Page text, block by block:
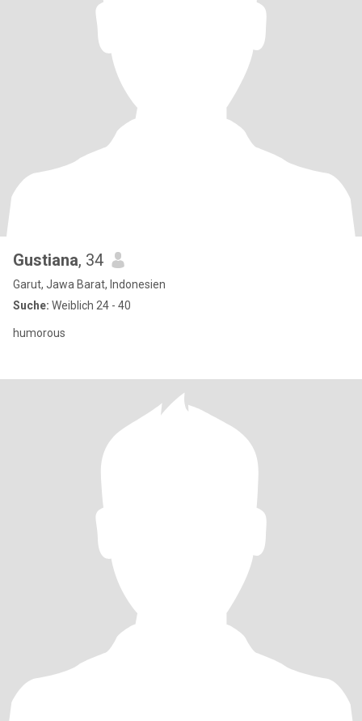
Gustiana, 34
Garut, Jawa Barat, Indonesien
Suche: Weiblich 24 - 40
humorous